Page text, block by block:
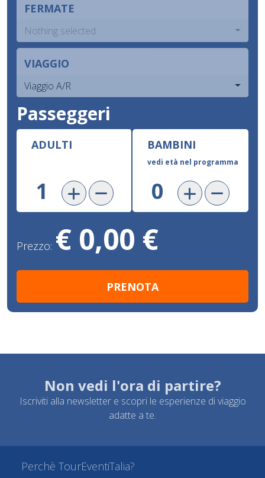
FERMATE
Nothing selected
VIAGGIO
Viaggio A/R
Passeggeri
ADULTI BAMBINI
vedi età nel programma
Prezzo: € 0,00 €
Non vedi l'ora di partire?
Iscriviti alla newsletter e scopri le esperienze di viaggio
adatte a te.
Perchè TourEventiTalia?